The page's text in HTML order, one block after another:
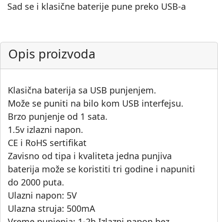
Sad se i klasične baterije pune preko USB-a
Opis proizvoda
Klasična baterija sa USB punjenjem.
Može se puniti na bilo kom USB interfejsu.
Brzo punjenje od 1 sata.
1.5v izlazni napon.
CE i RoHS sertifikat
Zavisno od tipa i kvaliteta jedna punjiva
baterija može se koristiti tri godine i napuniti
do 2000 puta.
Ulazni napon: 5V
Ulazna struja: 500mA